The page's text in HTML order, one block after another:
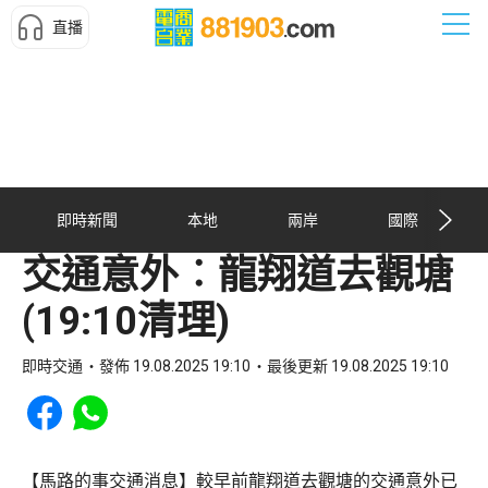
直播
即時新聞 本地 兩岸 國際
交通意外︰龍翔道去觀塘
(19:10清理)
即時交通 發佈 19.08.2025 19:10 最後更新 19.08.2025 19:10
Share to Facebook
Share to WhatsApp
【馬路的事交通消息】較早前龍翔道去觀塘的交通意外已